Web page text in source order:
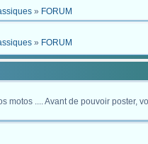
» FORUM
» FORUM
motos .... Avant de pouvoir poster,